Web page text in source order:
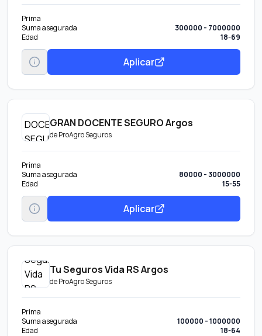
Prima
Suma asegurada
300000 - 7000000
Edad
18-69
Aplicar
GRAN DOCENTE SEGURO Argos
deProAgro Seguros
Prima
Suma asegurada
80000 - 3000000
Edad
15-55
Aplicar
Tu Seguros Vida RS Argos
deProAgro Seguros
Prima
Suma asegurada
100000 - 1000000
Edad
18-64